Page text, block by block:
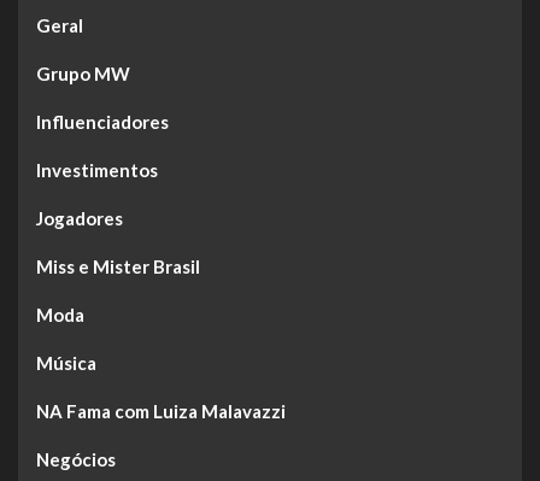
Geral
Grupo MW
Influenciadores
Investimentos
Jogadores
Miss e Mister Brasil
Moda
Música
NA Fama com Luiza Malavazzi
Negócios